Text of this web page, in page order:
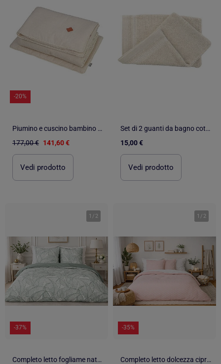
-20%
Piumino e cuscino bambino lino | SEVIRA KIDS
177,00 € 141,60 €
Vedi prodotto
Set di 2 guanti da bagno cotone lino spugna ALINE
15,00 €
Vedi prodotto
1 / 2
-37%
Completo letto fogliame naturale
1 / 2
-35%
Completo letto dolcezza cipria